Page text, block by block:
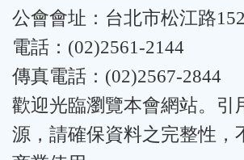
公會會址：台北市松江路
電話：(02)2561-2144
傳真電話：(02)2567-2844
歡迎光臨瀏覽本會網站。引
源，請確保資料之完整性，